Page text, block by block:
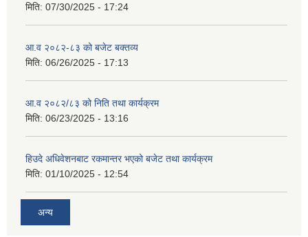
मिति: 07/30/2025 - 17:24
आ.व २०८२-८३ को बजेट बक्तव्य
मिति: 06/26/2025 - 17:13
आ.व २०८२/८३ को निति तथा कार्यक्रम
मिति: 06/23/2025 - 13:16
हिउदे अधिवेशनबाट रकमान्तर भएको बजेट तथा कार्यक्रम
मिति: 01/10/2025 - 12:54
अन्य